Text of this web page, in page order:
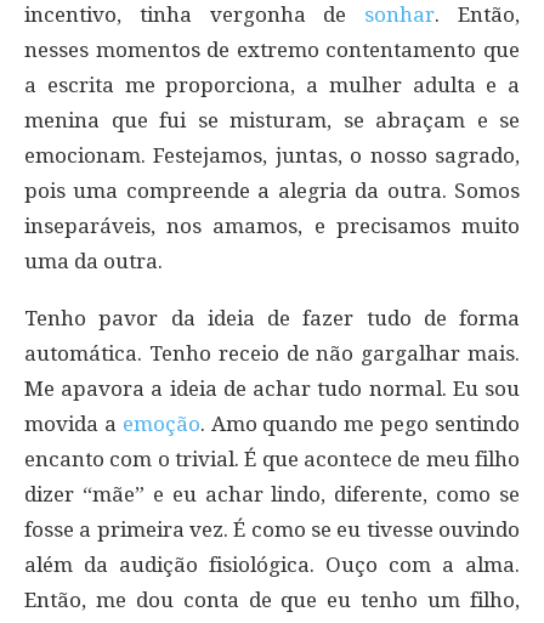
incentivo, tinha vergonha de sonhar. Então,
nesses momentos de extremo contentamento que
a escrita me proporciona, a mulher adulta e a
menina que fui se misturam, se abraçam e se
emocionam. Festejamos, juntas, o nosso sagrado,
pois uma compreende a alegria da outra. Somos
inseparáveis, nos amamos, e precisamos muito
uma da outra.
Tenho pavor da ideia de fazer tudo de forma
automática. Tenho receio de não gargalhar mais.
Me apavora a ideia de achar tudo normal. Eu sou
movida a emoção. Amo quando me pego sentindo
encanto com o trivial. É que acontece de meu filho
dizer “mãe” e eu achar lindo, diferente, como se
fosse a primeira vez. É como se eu tivesse ouvindo
além da audição fisiológica. Ouço com a alma.
Então, me dou conta de que eu tenho um filho,